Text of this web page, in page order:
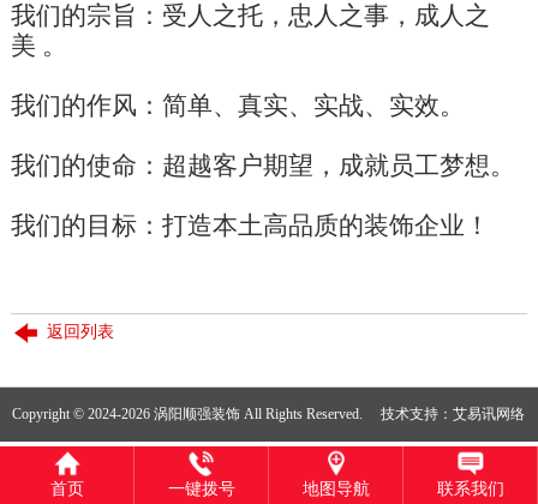
我们的宗旨：受人之托，忠人之事，成人之
美 。
我们的作风：简单、真实、实战、实效。
我们的使命：超越客户期望，成就员工梦想。
我们的目标：打造本土高品质的装饰企业！
返回列表
Copyright © 2024-2026 涡阳顺强装饰 All Rights Reserved. 技术支持：艾易讯网络
首页 一键拨号 地图导航 联系我们